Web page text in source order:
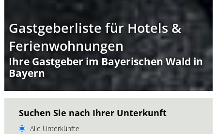
Gastgeberliste für Hotels &
Ferienwohnungen
Ihre Gastgeber im Bayerischen Wald in
Bayern
Suchen Sie nach Ihrer Unterkunft
Alle Unterkünfte